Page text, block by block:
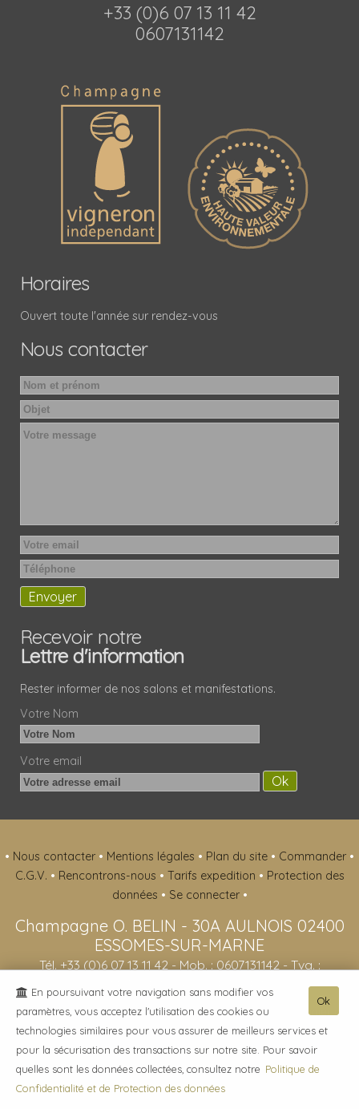
+33 (0)6 07 13 11 42
0607131142
Horaires
Ouvert toute l'année sur rendez-vous
Nous contacter
Recevoir notre
Lettre d'information
Rester informer de nos salons et manifestations.
Votre Nom
Votre email
• Nous contacter • Mentions légales • Plan du site • Commander •
C.G.V. • Rencontrons-nous • Tarifs expedition • Protection des
données • Se connecter •
Champagne O. BELIN - 30A AULNOIS 02400
ESSOMES-SUR-MARNE
Tél. +33 (0)6 07 13 11 42 - Mob. : 0607131142 - Tva. :
FR51413064619 - RCS : 413064619
- L'abus d'alcool est dangereux pour la santé, sachez consommer avec
modération. -
© 2003-2026 Champagne O. BELIN -Réalisation enovanet - Moteur eChampagne
3 visiteurs connectés.
Ok
En poursuivant votre navigation sans modifier vos
paramètres, vous acceptez l'utilisation des cookies ou
technologies similaires pour vous assurer de meilleurs services et
pour la sécurisation des transactions sur notre site. Pour savoir
quelles sont les données collectées, consultez notre Politique de
Confidentialité et de Protection des données